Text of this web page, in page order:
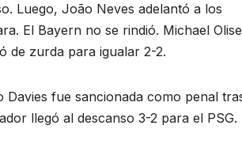
Luego, João Neves adelantó a los
El Bayern no se rindió. Michael Olise
de zurda para igualar 2-2.
fue sancionada como penal
llegó al descanso 3-2 para el PSG.